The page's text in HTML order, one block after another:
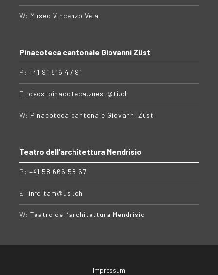
W: Museo Vincenzo Vela
Pinacoteca cantonale Giovanni Züst
P: +41 91 816 47 91
E: decs-pinacoteca.zuest@ti.ch
W: Pinacoteca cantonale Giovanni Züst
Teatro dell’architettura Mendrisio
P: +41 58 666 58 67
E: info.tam@usi.ch
W: Teatro dell’architettura Mendrisio
Impressum